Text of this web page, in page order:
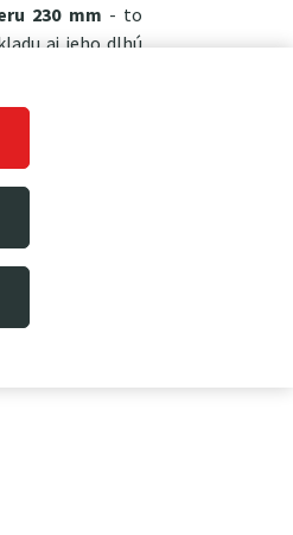
230 mm - to
aj jeho dlhú
farby.